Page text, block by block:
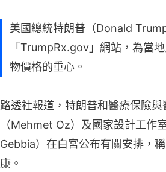
美國總統特朗普（Donald
「TrumpRx.gov」網站，為當
物價格的重心。
路透社報道，特朗普和醫療保險
（Mehmet Oz）及國家設計工作
Gebbia）在白宮公布有關安排，
康。